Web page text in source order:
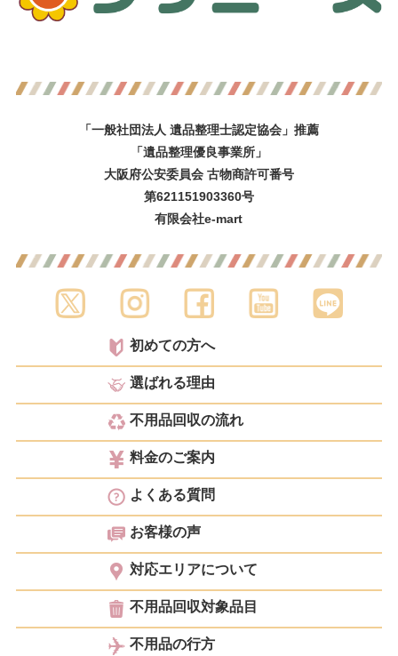
「一般社団法人 遺品整理士認定協会」推薦
「遺品整理優良事業所」
大阪府公安委員会 古物商許可番号
第621151903360号
有限会社e-mart
初めての方へ
選ばれる理由
不用品回収の流れ
料金のご案内
よくある質問
お客様の声
対応エリアについて
不用品回収対象品目
不用品の行方